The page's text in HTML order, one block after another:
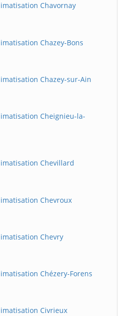
Chavornay
Chazey-Bons
Chazey-sur-Ain
Cheignieu-la-
Chevillard
Chevroux
Chevry
Chézery-Forens
Civrieux